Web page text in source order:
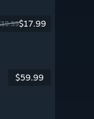
$17.99
$59.99